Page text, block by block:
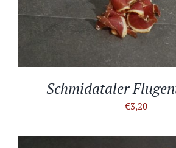
Schmidataler
€3,20